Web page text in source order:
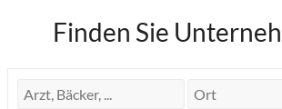
Finden Sie